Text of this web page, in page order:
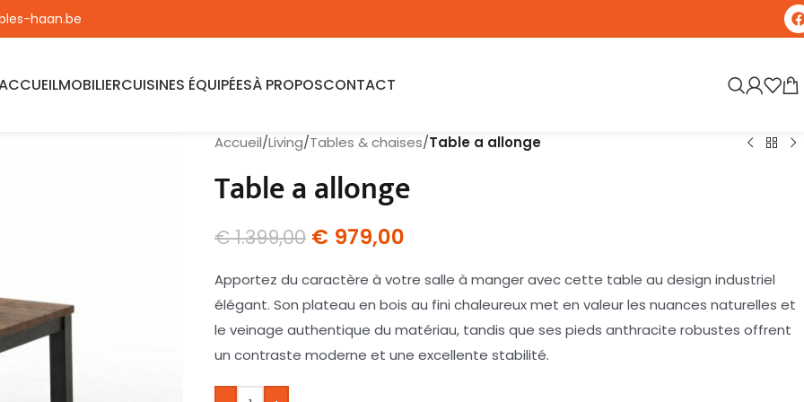
haan.be
MOBILIERCUISINES ÉQUIPÉESÀ PROPOSCONTACT
Accueil/Living/Tables & chaises/Table a allonge
Table a allonge
€1.399,00 € 979,00
Apportez du caractère à votre salle à manger avec cette table au design industriel
élégant. Son plateau en bois au fini chaleureux met en valeur les nuances naturelles et
le veinage authentique du matériau, tandis que ses pieds anthracite robustes offrent
un contraste moderne et une excellente stabilité.